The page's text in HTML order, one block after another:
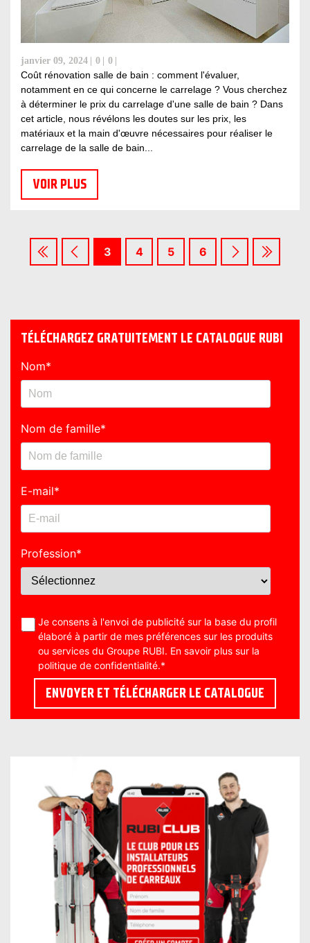
janvier 09, 2024 0 0
Coût rénovation salle de bain : comment l'évaluer,
notamment en ce qui concerne le carrelage ? Vous cherchez
à déterminer le prix du carrelage d'une salle de bain ? Dans
cet article, nous révélons les doutes sur les prix, les
matériaux et la main d'œuvre nécessaires pour réaliser le
carrelage de la salle de bain...
VOIR PLUS
3 4 5 6
TÉLÉCHARGEZ GRATUITEMENT LE CATALOGUE RUBI
Nom*
Nom de famille*
E-mail*
Profession*
Je consens à l'envoi de publicité sur la base du profil
élaboré à partir de mes préférences sur les produits
ou services du Groupe RUBI. En savoir plus sur la
politique de confidentialité.*